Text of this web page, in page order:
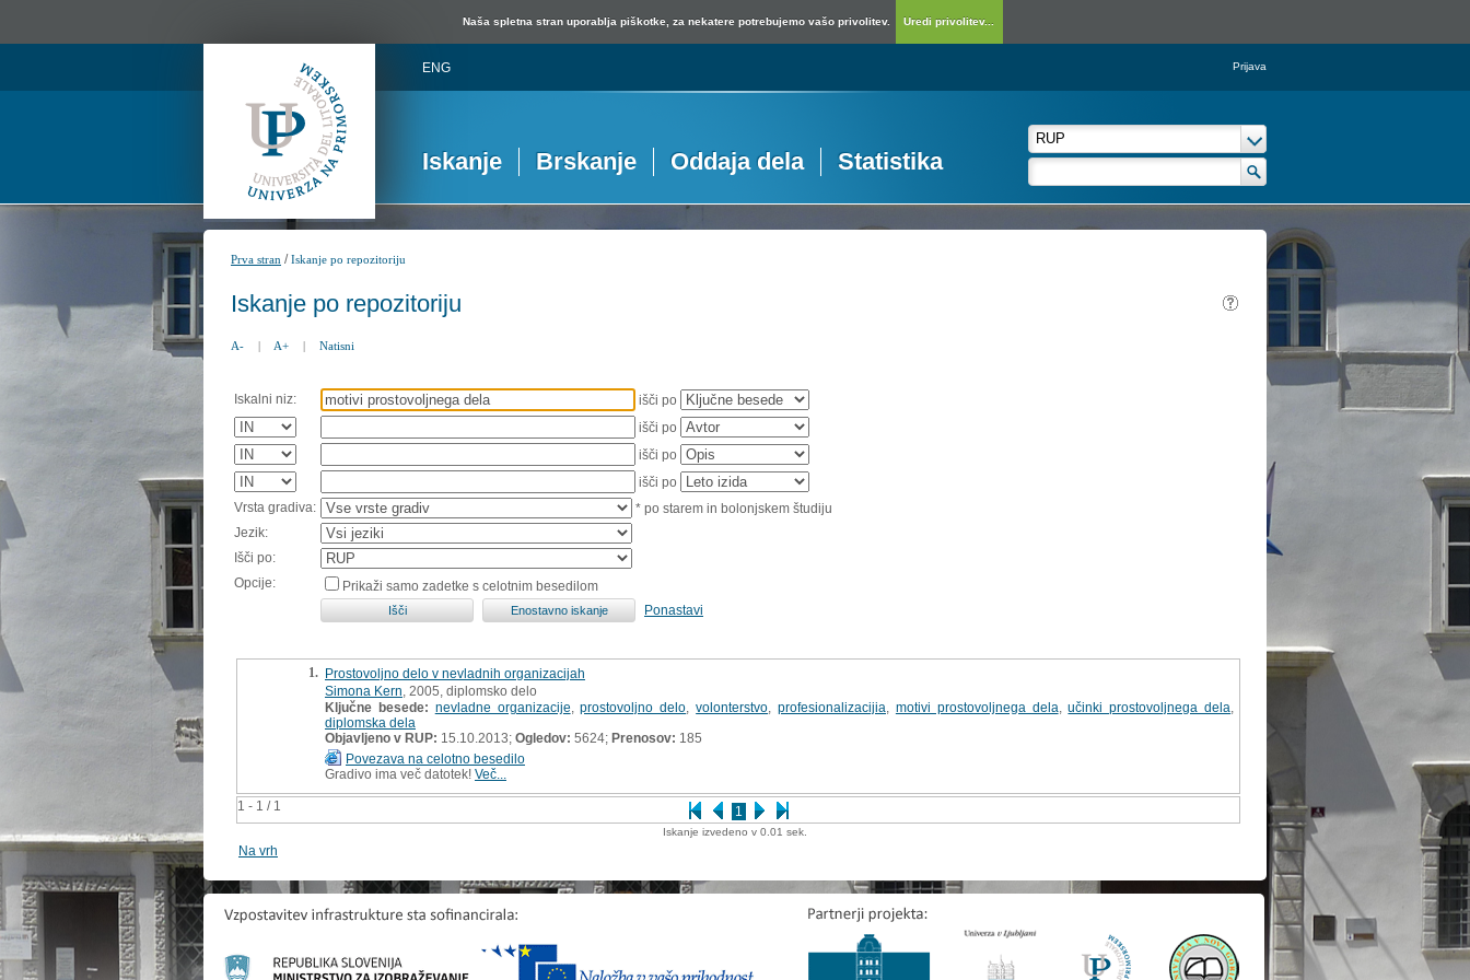
Naša spletna stran uporablja piškotke, za nekatere potrebujemo vašo privolitev. Uredi privolitev...
ENG Prijava
Iskanje Brskanje Oddaja dela Statistika
Prva stran /Iskanje po repozitoriju
Iskanje po repozitoriju
A- | A+ | Natisni
Iskalni niz:
išči po
išči po
išči po
išči po
Vrsta gradiva:
* po starem in bolonjskem študiju
Jezik:
Išči po:
Opcije:
Prikaži samo zadetke s celotnim besedilom
Ponastavi
1 - 1 / 1 1
1. Prostovoljno delo v nevladnih organizacijah
Simona Kern , 2005, diplomsko delo
Ključne besede: nevladne organizacije ,prostovoljno delo ,volonterstvo ,profesionalizacijia motivi prostovoljnega dela ,učinki prostovoljnega dela
diplomska dela
Objavljeno v RUP: 15.10.2013; Ogledov: 5624; Prenosov: 185
Povezava na celotno besedilo
Gradivo ima več datotek! Več...
Iskanje izvedeno v 0.01 sek.
Na vrh